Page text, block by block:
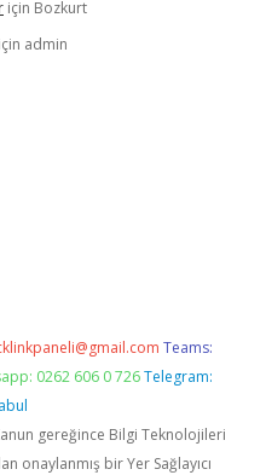
için Bozkurt
için admin
Teams:
0262 606 0 726 Telegram:
gereğince Bilgi Teknolojileri
onaylanmış bir Yer Sağlayıcı